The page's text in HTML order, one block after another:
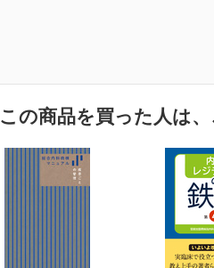
この商品を買った人は